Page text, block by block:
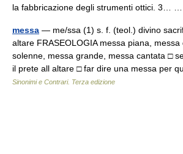
la fabbricazione degli strumenti ottici. 3…
messa — me/ssa (1) s. f. (teol.) divino
altare FRASEOLOGIA messa piana,
solenne, messa grande, messa cantata □
il prete all altare □ far dire una messa per
Sinonimi e Contrari. Terza edizione